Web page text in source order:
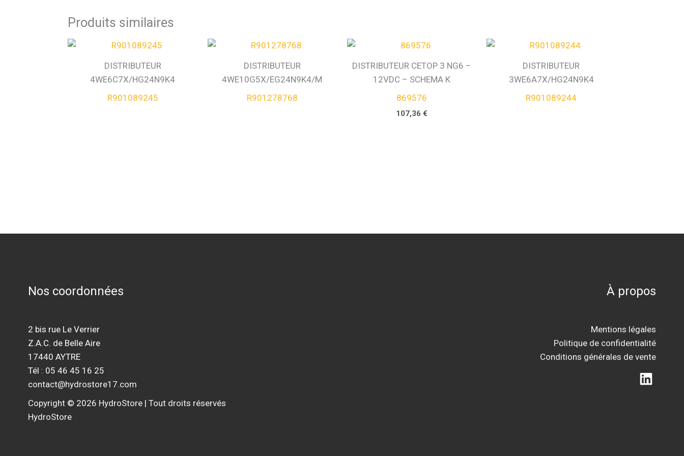
Produits similaires
DISTRIBUTEUR
4WE6C7X/HG24N9K4
R901089245
DISTRIBUTEUR
4WE10G5X/EG24N9K4/M
R901278768
DISTRIBUTEUR CETOP 3 NG6 –
12VDC – SCHEMA K
869576
107,36€
DISTRIBUTEUR
3WE6A7X/HG24N9K4
R901089244
Nos coordonnées
2 bis rue Le Verrier
Z.A.C. de Belle Aire
17440 AYTRE
Tél : 05 46 45 16 25
contact@hydrostore17.com
Copyright © 2026 HydroStore | Tout droits réservés
HydroStore
À propos
Mentions légales
Politique de confidentialité
Conditions générales de vente